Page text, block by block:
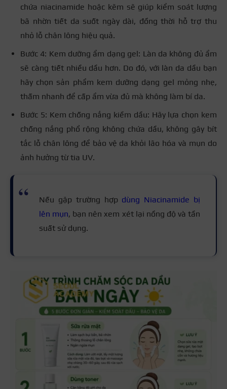
chứa niacinamide hoặc kẽm sẽ giúp kiểm soát lượng
bã nhờn tiết da suốt ngày dài, đồng thời hỗ trợ thu
nhỏ lỗ chân lông hiệu quả.
Bước 4: Kem dưỡng ẩm dạng gel: Làn da không đủ ẩm
sẽ càng tiết nhiều dầu hơn. Do đó, với làn da dầu bạn
hãy chọn sản phẩm kem dưỡng dạng gel mỏng nhẹ,
thấm nhanh để cấp ẩm vừa đủ mà không làm bí da.
Bước 5: Kem chống nắng kiềm dầu: Hãy lựa chọn kem
chống nắng phổ rộng không chứa dầu, không gây bít
tắc lỗ chân lông để bảo vệ da khỏi lão hóa và mụn do
ảnh hưởng từ tia UV.
Nếu gặp trường hợp dùng Niacinamide bị
lên mụn, bạn nên xem xét lại nồng độ và tần
suất sử dụng.